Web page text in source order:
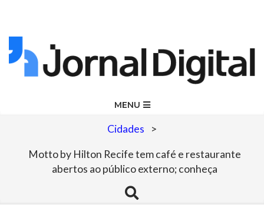
Skip
to
Jornal
Digital
MENU
Cidades >
Motto by Hilton Recife tem café e restaurante
abertos ao público externo; conheça
Search